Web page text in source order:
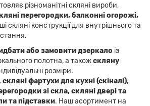
різноманітні скляні вироби,
перегородки, балконні огорожі,
скляні конструкції для внутрішнього та
або замовити дзеркало із
полотна, а такожскляну
розміри.
скляні фартухи для кухні (скіналі),
зі скла, скляні двері та
та підставки. Наш асортимент на